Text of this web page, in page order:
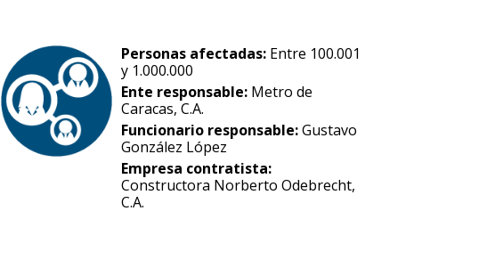
Personas afectadas: Entre 100.001
y 1.000.000
Ente responsable: Metro de
Caracas, C.A.
Funcionario responsable:Gustavo
González López
Empresa contratista:
Constructora Norberto Odebrecht,
C.A.